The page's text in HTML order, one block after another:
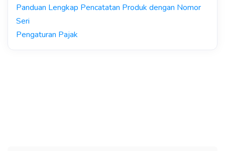
Panduan Lengkap Pencatatan Produk dengan Nomor
Seri
Pengaturan Pajak